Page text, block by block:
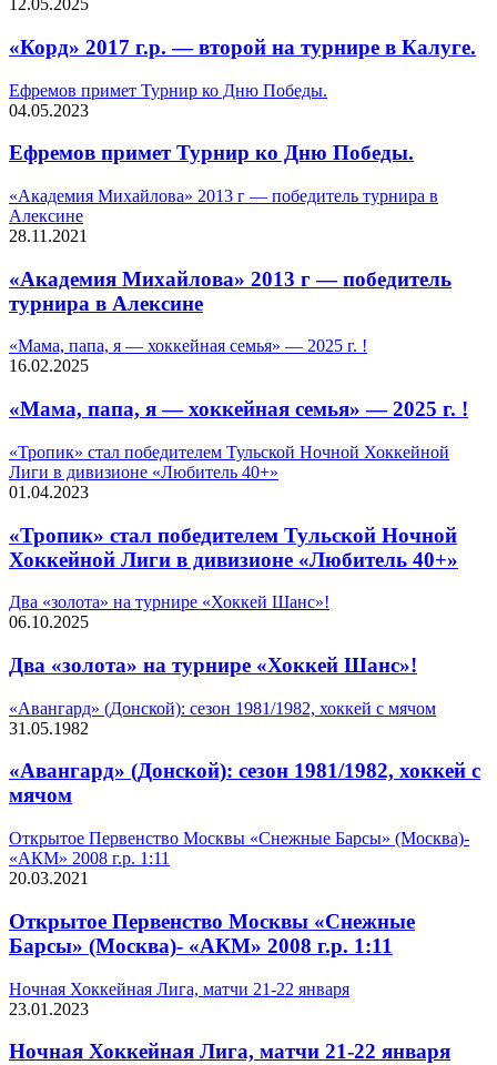
12.05.2025
«Корд» 2017 г.р. — второй на турнире в Калуге.
Ефремов примет Турнир ко Дню Победы.
04.05.2023
Ефремов примет Турнир ко Дню Победы.
«Академия Михайлова» 2013 г — победитель турнира в
Алексине
28.11.2021
«Академия Михайлова» 2013 г — победитель
турнира в Алексине
«Мама, папа, я — хоккейная семья» — 2025 г. !
16.02.2025
«Мама, папа, я — хоккейная семья» — 2025 г. !
«Тропик» стал победителем Тульской Ночной Хоккейной
Лиги в дивизионе «Любитель 40+»
01.04.2023
«Тропик» стал победителем Тульской Ночной
Хоккейной Лиги в дивизионе «Любитель 40+»
Два «золота» на турнире «Хоккей Шанс»!
06.10.2025
Два «золота» на турнире «Хоккей Шанс»!
«Авангард» (Донской): сезон 1981/1982, хоккей с мячом
31.05.1982
«Авангард» (Донской): сезон 1981/1982, хоккей с
мячом
Открытое Первенство Москвы «Снежные Барсы» (Москва)-
«АКМ» 2008 г.р. 1:11
20.03.2021
Открытое Первенство Москвы «Снежные
Барсы» (Москва)- «АКМ» 2008 г.р. 1:11
Ночная Хоккейная Лига, матчи 21-22 января
23.01.2023
Ночная Хоккейная Лига, матчи 21-22 января